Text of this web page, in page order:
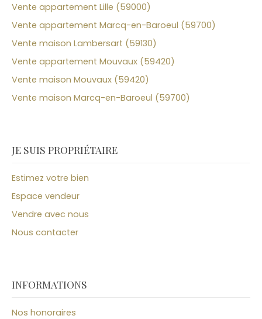
Vente appartement Lille (59000)
Vente appartement Marcq-en-Baroeul (59700)
Vente maison Lambersart (59130)
Vente appartement Mouvaux (59420)
Vente maison Mouvaux (59420)
Vente maison Marcq-en-Baroeul (59700)
JE SUIS PROPRIÉTAIRE
Estimez votre bien
Espace vendeur
Vendre avec nous
Nous contacter
INFORMATIONS
Nos honoraires